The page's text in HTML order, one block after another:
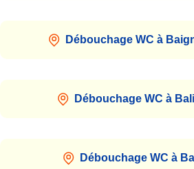
Débouchage WC à
Débouchage WC à
Débouchage WC à